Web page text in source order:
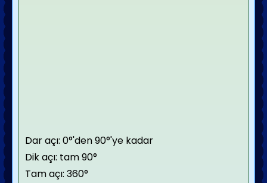
Dar açı: 0°'den 90°'ye kadar
Dik açı: tam 90°
Tam açı: 360°